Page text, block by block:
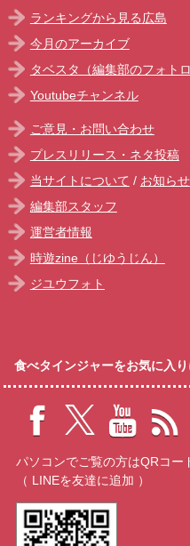
ランキングから見る広島
今月のアーカイブ
タベスタ（編集部のフォトロ
Youtubeチャンネル
ご意見・お問い合わせ
プレスリリース・ネタ投稿
当サイトについて / お知らせ
編集部スタッフ
運営者情報
時遊zine（じゆうじん）
ジユウフォト
食べタインジャーをお気に入
パソコンでご覧の方はQRコー
（ LINEを友達に追加 ）